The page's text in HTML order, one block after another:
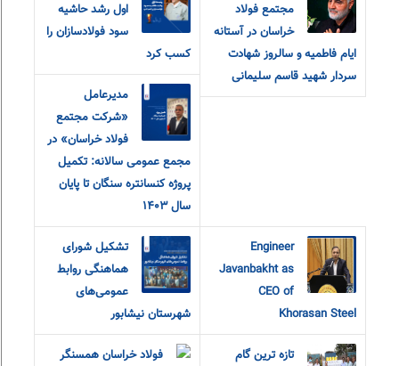
مجتمع فولاد
خراسان در آستانه
ایام فاطمیه و سالروز شهادت
سردار شهید قاسم سلیمانی
اول رشد حاشیه
سود فولادسازان را
کسب کرد
مدیرعامل
«شرکت مجتمع
فولاد خراسان» در
مجمع عمومی سالانه: تکمیل
پروژه کنسانتره سنگان تا پایان
سال ۱۴۰۳
Engineer
Javanbakht as
CEO of
Khorasan Steel
تشکیل شورای
هماهنگی روابط
عمومی‌های
شهرستان نیشابور
تازه ترین گام
فولاد خراسان همسنگر